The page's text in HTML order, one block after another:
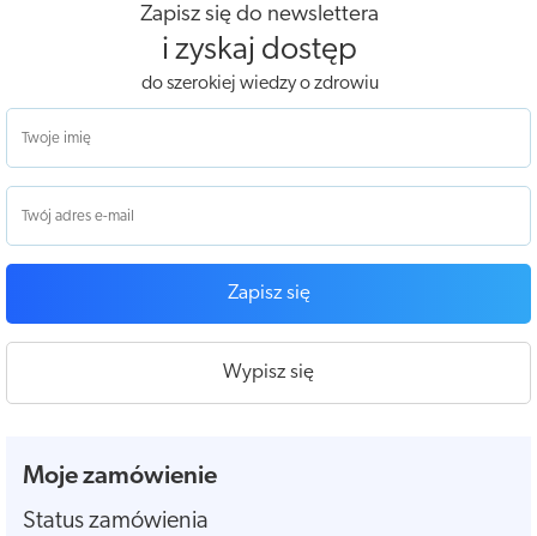
Zapisz się do newslettera
i zyskaj dostęp
do szerokiej wiedzy o zdrowiu
Zapisz się
Wypisz się
Moje zamówienie
Status zamówienia